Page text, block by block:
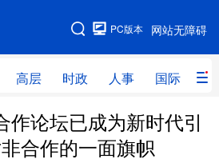
网站无障碍
PC版本
高层 时政 人事 国际 财
网站地图
时政 人事
网评
作论坛已成为新时代引
合作的一面旗帜